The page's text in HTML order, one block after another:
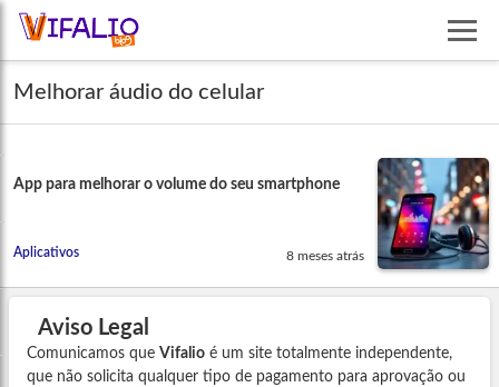
Melhorar áudio do celular
App para melhorar o volume do seu smartphone
Aplicativos 8 meses atrás
Aviso Legal
Comunicamos que Vifalio é um site totalmente independente,
que não solicita qualquer tipo de pagamento para aprovação ou